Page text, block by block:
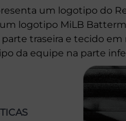
um logotipo do
logotipo MiLB
traseira e tecido
da equipe na parte